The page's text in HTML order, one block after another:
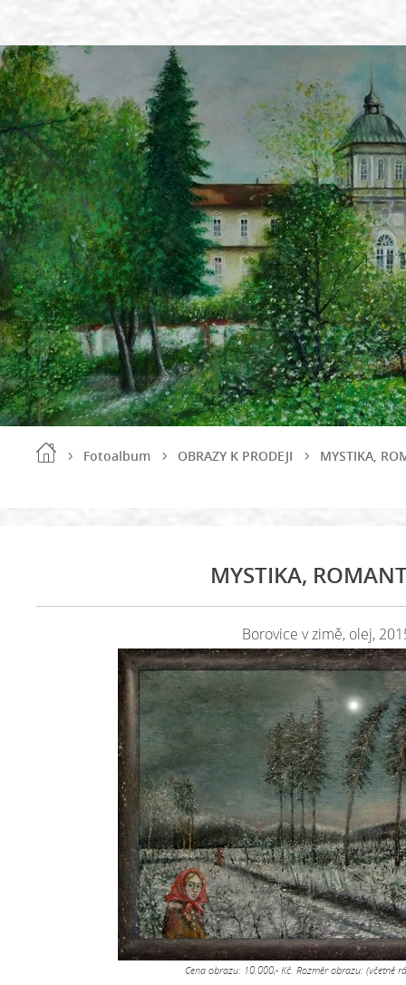
Fotoalbum OBRAZY K PRODEJI MYSTIKA,
MYSTIKA,
Borovice v zimě, olej,
Cena obrazu: 10.000,- Kč. Rozměr obrazu: (včetně